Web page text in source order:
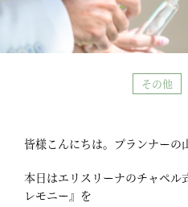
その他
皆様こんにちは。プランナーの
本日はエリスリーナのチャペル
レモニー』を